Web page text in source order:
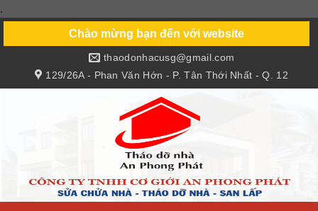
.
content
Chào mừng bạn đến với website
129/26A - Phan Văn Hớn - P. Tân Thới Nhất - Q. 12
thaodonhacusg@gmail.com